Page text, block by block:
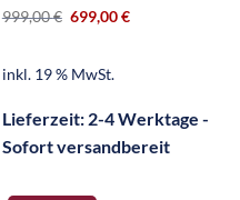
999,00€ 699,00€
inkl. 19 % MwSt.
Lieferzeit: 2-4 Werktage -
Sofort versandbereit